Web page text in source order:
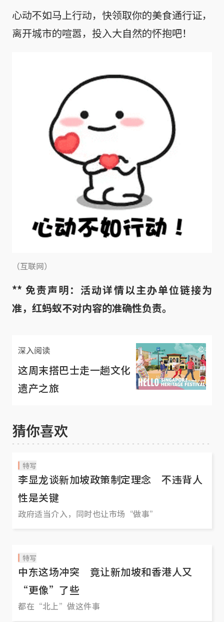
心动不如马上行动，快领取你的美食通行证，
离开城市的喧嚣，投入大自然的怀抱吧！
（互联网）
** 免责声明：活动详情以主办单位链接为
准，红蚂蚁不对内容的准确性负责。
深入阅读
这周末搭巴士走一趟文化
遗产之旅
猜你喜欢
特写
李显龙谈新加坡政策制定理念 不违背人
性是关键
政府适当介入，同时也让市场“做事”
特写
中东这场冲突 竟让新加坡和香港人又
“更像”了些
都在“北上”做这件事